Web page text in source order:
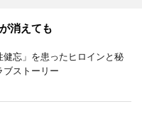
消えても
忘」を患ったヒロインと秘
ブストーリー